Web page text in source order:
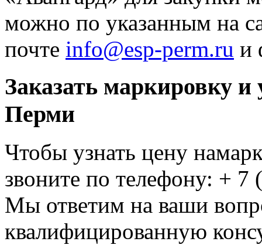
можно по указанным на
почте info@esp-perm.ru и
Заказать маркировку
Перми
Чтобы узнать цену на
звоните по телефону: + 7
Мы ответим на ваши
квалифицированную